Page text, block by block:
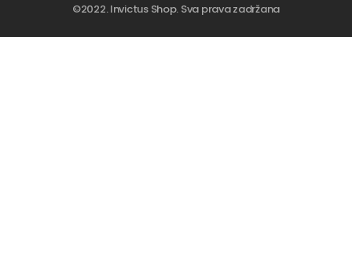
©2022. Invictus Shop. Sva prava zadržana